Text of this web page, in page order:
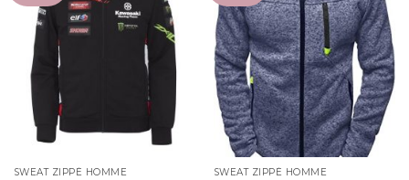
SWEAT ZIPPÉ HOMME SWEAT ZIPPÉ HOMME